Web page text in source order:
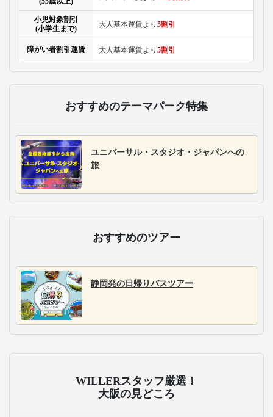
小児対象割引
(小学生まで)
大人基本運賃より 5割引
障がい者割引運賃 大人基本運賃より 5割引
おすすめのテーマパーク特集
ユニバーサル・スタジオ・ジャパンへの
旅
おすすめのツアー
静岡発の日帰りバスツアー
WILLERスタッフ厳選！
大阪の見どころ